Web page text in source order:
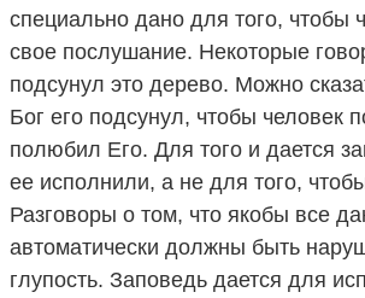
специально дано для того, чтобы
свое послушание. Некоторые
подсунул это дерево. Можно
Бог его подсунул, чтобы человек
полюбил Его. Для того и дается
ее исполнили, а не для того,
Разговоры о том, что якобы все
автоматически должны быть
глупость. Заповедь дается для